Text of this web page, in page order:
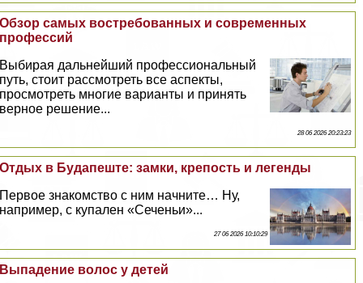
Обзор самых востребованных и современных
профессий
Выбирая дальнейший профессиональный
путь, стоит рассмотреть все аспекты,
просмотреть многие варианты и принять
верное решение...
28 06 2026 20:23:23
Отдых в Будапеште: замки, крепость и легенды
Первое знакомство с ним начните… Ну,
например, с купален «Сеченьи»...
27 06 2026 10:10:29
Выпадение волос у детей